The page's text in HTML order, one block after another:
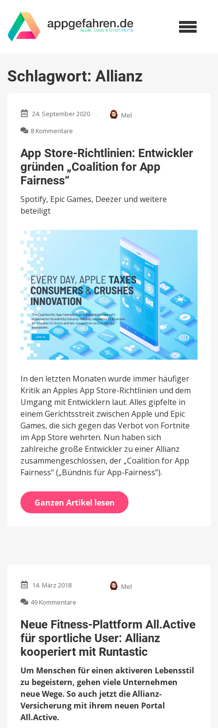
Schlagwort: Allianz
24. September 2020
Mel
8 Kommentare
Store-
Richtlinien:
Entwickler
for
App
App Store-Richtlinien: Entwickler
gründen „Coalition for App
Fairness“
Spotify, Epic Games, Deezer und weitere
beteiligt
In den letzten Monaten wurde immer häufiger
Kritik an Apples App Store-Richtlinien und dem
Umgang mit Entwicklern laut. Alles gipfelte in
einem Gerichtsstreit zwischen Apple und Epic
Games, die sich gegen das Verbot von Fortnite
im App Store wehrten. Nun haben sich
zahlreiche große Entwickler zu einer Allianz
zusammengeschlossen, der „Coalition for App
Fairness“ („Bündnis für App-Fairness“).
Ganzen Artikel lesen
14. März 2018
Mel
49 Kommentare
Fitness-
Plattform
All.Active
für
sportliche
User:
Allianz
kooperiert
mit
Runtastic
Neue Fitness-Plattform All.Active
für sportliche User: Allianz
kooperiert mit Runtastic
Um Menschen für einen aktiveren Lebensstil
zu begeistern, gehen viele Unternehmen
neue Wege. So auch jetzt die Allianz-
Versicherung mit ihrem neuen Portal
All.Active.